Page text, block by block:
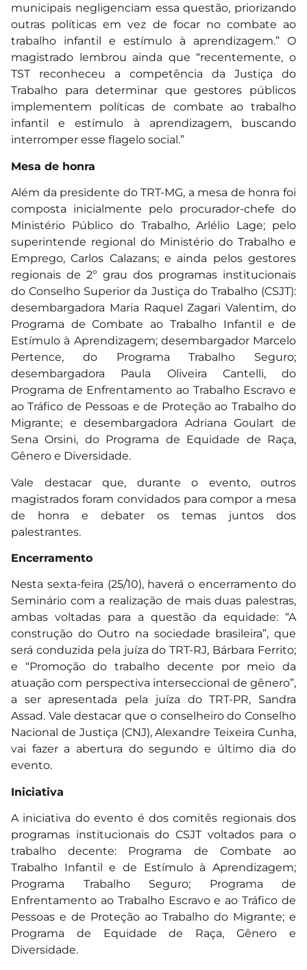
municipais negligenciam essa questão, priorizando
outras políticas em vez de focar no combate ao
trabalho infantil e estímulo à aprendizagem.” O
magistrado lembrou ainda que “recentemente, o
TST reconheceu a competência da Justiça do
Trabalho para determinar que gestores públicos
implementem políticas de combate ao trabalho
infantil e estímulo à aprendizagem, buscando
interromper esse flagelo social.”
Mesa de honra
Além da presidente do TRT-MG, a mesa de honra foi
composta inicialmente pelo procurador-chefe do
Ministério Público do Trabalho, Arlélio Lage; pelo
superintende regional do Ministério do Trabalho e
Emprego, Carlos Calazans; e ainda pelos gestores
regionais de 2º grau dos programas institucionais
do Conselho Superior da Justiça do Trabalho (CSJT):
desembargadora Maria Raquel Zagari Valentim, do
Programa de Combate ao Trabalho Infantil e de
Estímulo à Aprendizagem; desembargador Marcelo
Pertence, do Programa Trabalho Seguro;
desembargadora Paula Oliveira Cantelli, do
Programa de Enfrentamento ao Trabalho Escravo e
ao Tráfico de Pessoas e de Proteção ao Trabalho do
Migrante; e desembargadora Adriana Goulart de
Sena Orsini, do Programa de Equidade de Raça,
Gênero e Diversidade.
Vale destacar que, durante o evento, outros
magistrados foram convidados para compor a mesa
de honra e debater os temas juntos dos
palestrantes.
Encerramento
Nesta sexta-feira (25/10), haverá o encerramento do
Seminário com a realização de mais duas palestras,
ambas voltadas para a questão da equidade: “A
construção do Outro na sociedade brasileira”, que
será conduzida pela juíza do TRT-RJ, Bárbara Ferrito;
e “Promoção do trabalho decente por meio da
atuação com perspectiva interseccional de gênero”,
a ser apresentada pela juíza do TRT-PR, Sandra
Assad. Vale destacar que o conselheiro do Conselho
Nacional de Justiça (CNJ), Alexandre Teixeira Cunha,
vai fazer a abertura do segundo e último dia do
evento.
Iniciativa
A iniciativa do evento é dos comitês regionais dos
programas institucionais do CSJT voltados para o
trabalho decente: Programa de Combate ao
Trabalho Infantil e de Estímulo à Aprendizagem;
Programa Trabalho Seguro; Programa de
Enfrentamento ao Trabalho Escravo e ao Tráfico de
Pessoas e de Proteção ao Trabalho do Migrante; e
Programa de Equidade de Raça, Gênero e
Diversidade.